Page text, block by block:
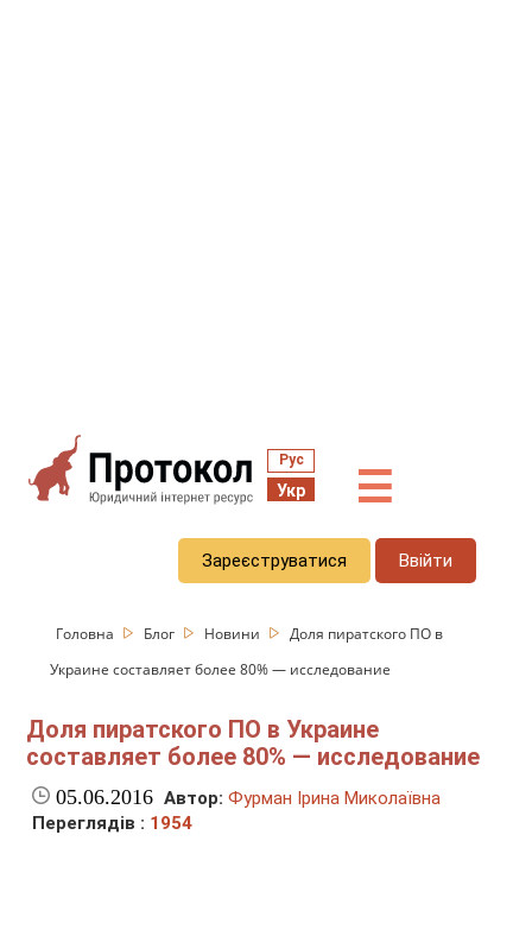
Рус
Укр ☰
Зареєструватися Ввійти
Головна Блог Новини
Доля пиратского ПО в
Украине составляет более 80% — исследование
Доля пиратского ПО в Украине
составляет более 80% — исследование
05.06.2016 Автор: Фурман Ірина Миколаївна
Переглядів : 1954